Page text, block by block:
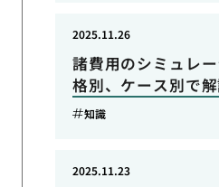
諸費用のシミュレ
格別、ケース別で
2025.11.26
知識
2025.11.23